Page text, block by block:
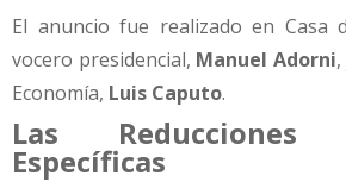
El anuncio fue realizado en Casa
vocero presidencial, Manuel Adorni
Economía, Luis Caputo.
Las Reducciones
Específicas